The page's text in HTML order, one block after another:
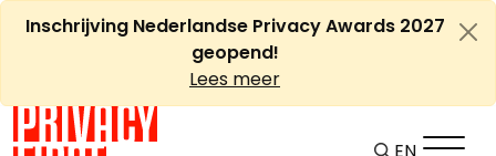
Ga
naarInschrijving Nederlandse Privacy Awards 2027
geopend!
Lees meer
EN